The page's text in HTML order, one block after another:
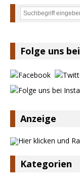
Suchen
Folge uns bei
Anzeige
Kategorien